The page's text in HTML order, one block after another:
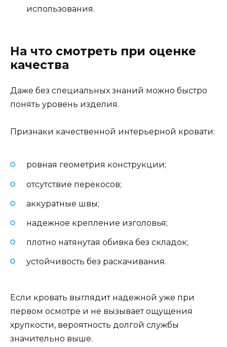
использования.
На что смотреть при оценке
качества
Даже без специальных знаний можно быстро
понять уровень изделия.
Признаки качественной интерьерной кровати:
ровная геометрия конструкции;
отсутствие перекосов;
аккуратные швы;
надежное крепление изголовья;
плотно натянутая обивка без складок;
устойчивость без раскачивания.
Если кровать выглядит надежной уже при
первом осмотре и не вызывает ощущения
хрупкости, вероятность долгой службы
значительно выше.